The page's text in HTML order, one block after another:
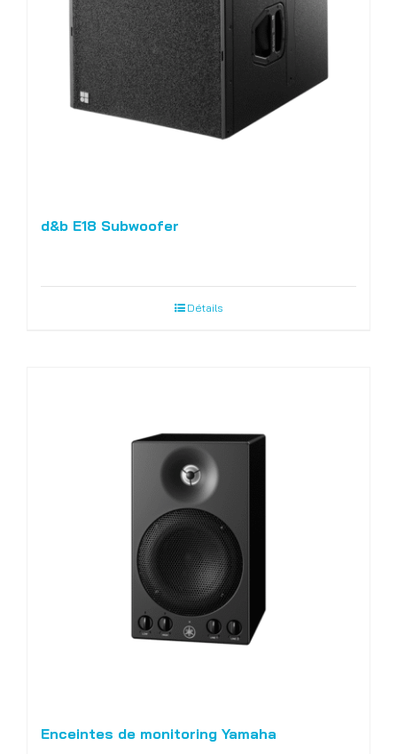
d&b E18 Subwoofer
Détails
Enceintes de monitoring Yamaha